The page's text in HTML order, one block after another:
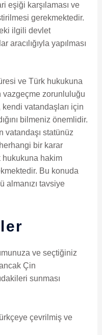
eşiği karşılaması ve
gerekmektedir.
ilgili devlet
yapılması
ve Türk hukukuna
vazgeçme zorunluluğu
kendi vatandaşları için
bilmeniz önemlidir.
vatandaşı statünüz
bir karar
hukukuna hakim
Bu konuda
almanızı tavsiye
ve seçtiğiniz
Çin
sunması
çevrilmiş ve